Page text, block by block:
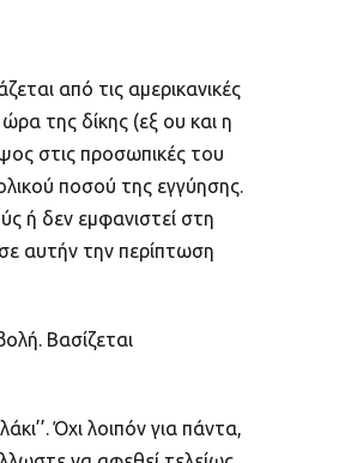
από τις αμερικανικές
της δίκης (εξ ου και η
στις προσωπικές του
ποσού της εγγύησης.
ή δεν εμφανιστεί στη
αυτήν την περίπτωση
Βασίζεται
Όχι λοιπόν για πάντα,